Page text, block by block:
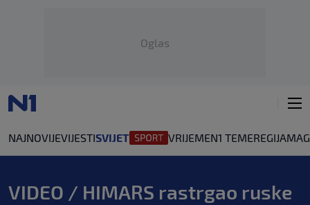
Oglas
NAJNOVIJEVIJESTISVIJET VRIJEMEN1 TEMEREGIJA
VIDEO / HIMARS rastrgao ruske